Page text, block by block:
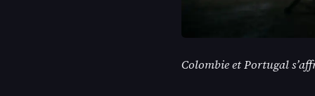
Colombie et Portugal